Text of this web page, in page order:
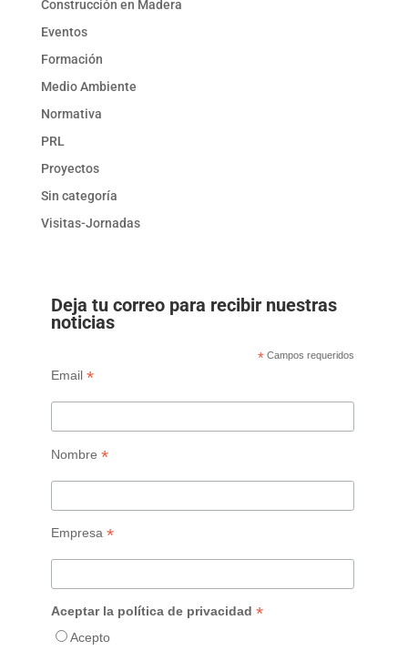
Construcción en Madera
Eventos
Formación
Medio Ambiente
Normativa
PRL
Proyectos
Sin categoría
Visitas-Jornadas
Deja tu correo para recibir nuestras
noticias
* Campos requeridos
Email *
Nombre *
Empresa *
Aceptar la política de privacidad *
Acepto